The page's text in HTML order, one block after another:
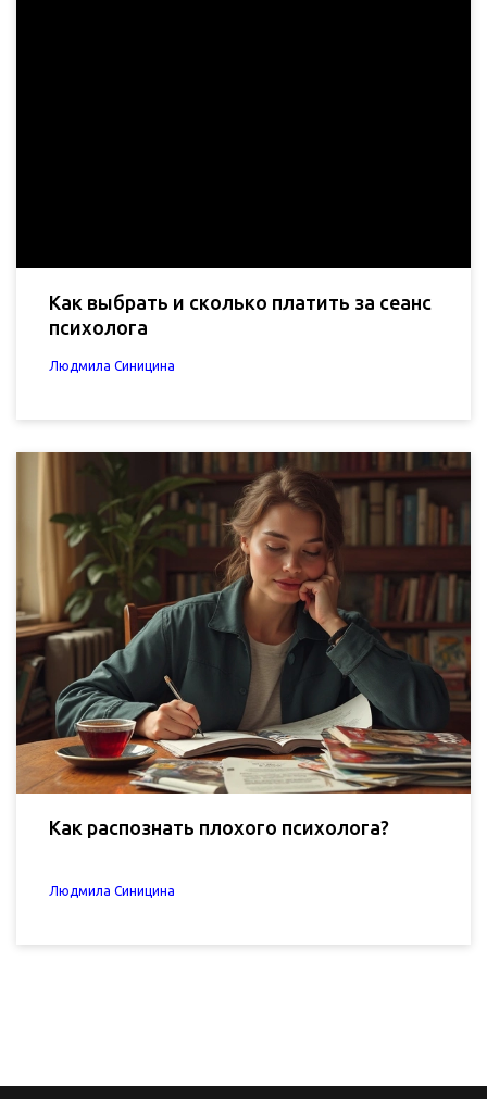
Как выбрать и сколько платить за сеанс
психолога
Людмила Синицина
Как распознать плохого психолога?
Людмила Синицина